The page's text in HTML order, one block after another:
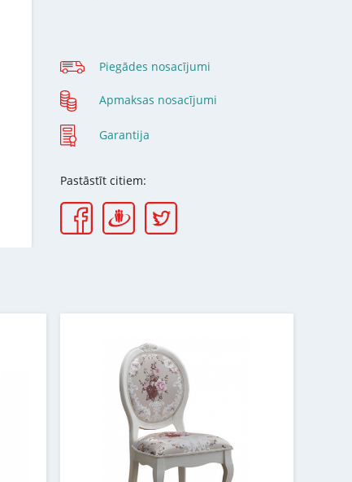
Piegādes nosacījumi
Apmaksas nosacījumi
Garantija
Pastāstīt citiem: